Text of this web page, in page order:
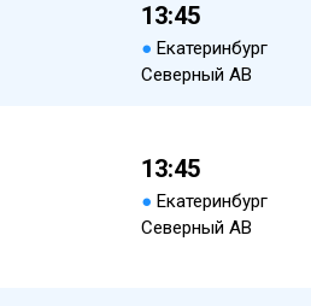
13:45
● Екатеринбург
Северный АВ
13:45
● Екатеринбург
Северный АВ